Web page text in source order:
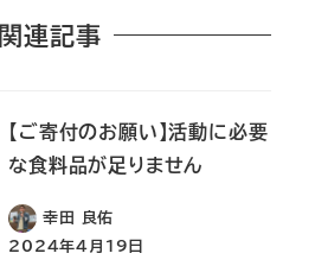
関連記事
【ご寄付のお願い】活動に必要
な食料品が足りません
幸田 良佑
2024年4月19日